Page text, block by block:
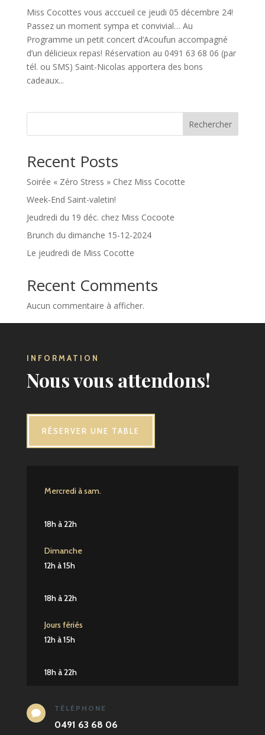
Miss Cocottes vous acccueil ce jeudi 05 décembre 24!
Passez un moment sympa et convivial… Au
Programme un petit concert d’Acoufun accompagné
d’un délicieux repas! Réservation au 0491 63 68 06 (par
tél. ou SMS) Saint-Nicolas apportera des bons
cadeaux...
Rechercher
Recent Posts
Soirée « Zéro Stress » Chez Miss Cocotte
Week-End Saint-valetin!
Jeudredi du 19 déc. chez Miss Cocoote
Brunch du dimanche 15-12-2024
Le jeudredi de Miss Cocotte
Recent Comments
Aucun commentaire à afficher.
INFORMATION
Nous vous attendons!
RÉSERVER UNE TABLE
Mercredi à sam.
18h à 22h
Dimanche
12h à 15h
18h à 22h
Jours fériés
12h à 15h
18h à 22h

TÉLÉPHONE
0491 63 68 06